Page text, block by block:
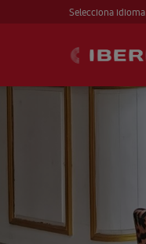
Selecciona idioma